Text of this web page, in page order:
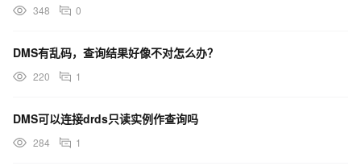
348 0
DMS有乱码，查询结果好像不对怎么办？
220 1
DMS可以连接drds只读实例作查询吗
284 1